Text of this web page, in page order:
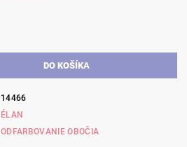
14466
ÉLAN
ODFARBOVANIE OBOČIA